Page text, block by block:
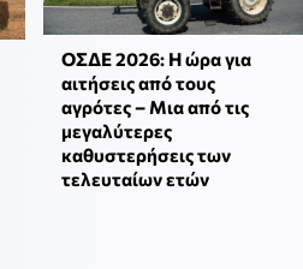
ΟΣΔΕ 2026: Η ώρα για
αιτήσεις από τους
αγρότες – Μια από τις
μεγαλύτερες
καθυστερήσεις των
τελευταίων ετών